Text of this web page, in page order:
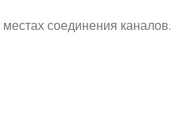
соединения каналов.